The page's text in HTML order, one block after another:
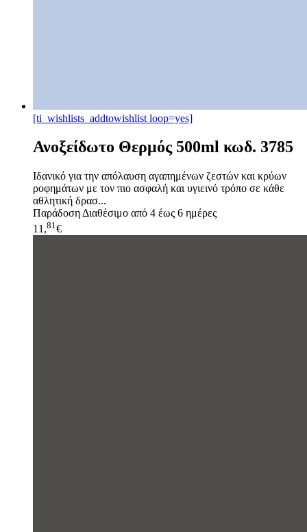
[ti_wishlists_addtowishlist loop=yes]
Ανοξείδωτο Θερμός 500ml κωδ. 3785
Ιδανικό για την απόλαυση αγαπημένων ζεστών και κρύων
ροφημάτων με τον πιο ασφαλή και υγιεινό τρόπο σε κάθε
αθλητική δρασ...
Παράδοση Διαθέσιμο από 4 έως 6 ημέρες
11,81 €